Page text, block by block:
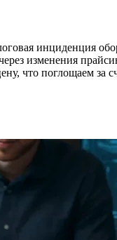
инциденция
изменения
что поглощаем за